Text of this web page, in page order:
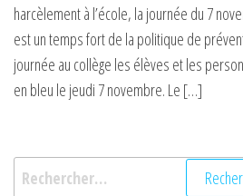
harcèlement à l’école, la journée du 7
est un temps fort de la politique de
journée au collège les élèves et les
en bleu le jeudi 7 novembre. Le […]
Rechercher :